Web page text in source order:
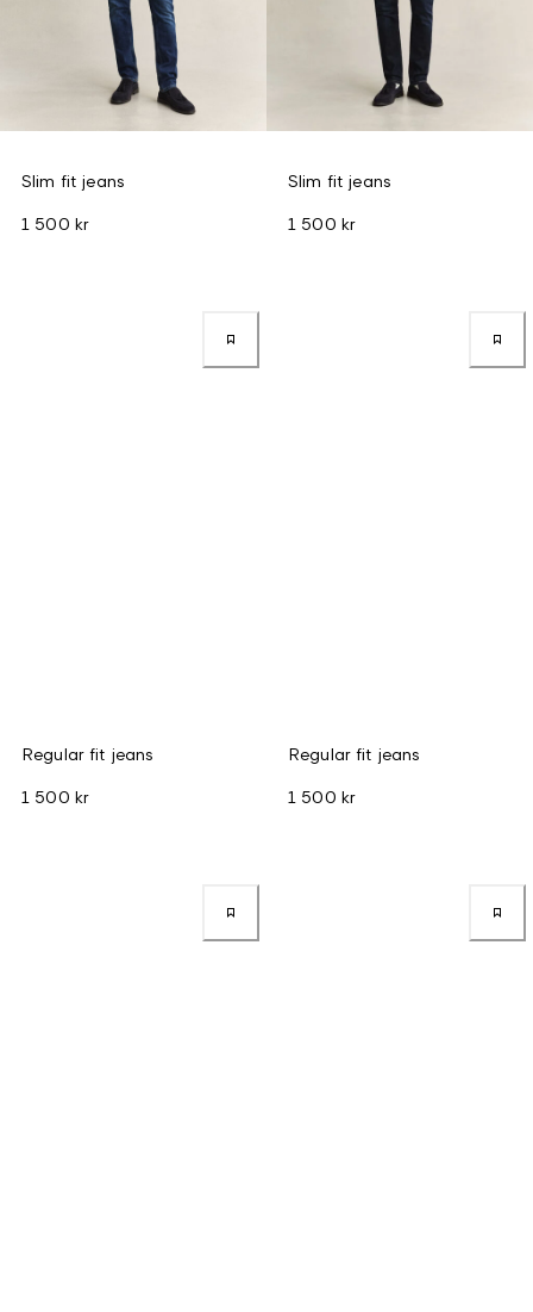
Slim fit jeans
1 500 kr
Slim fit jeans
1 500 kr
Regular fit jeans
1 500 kr
Regular fit jeans
1 500 kr